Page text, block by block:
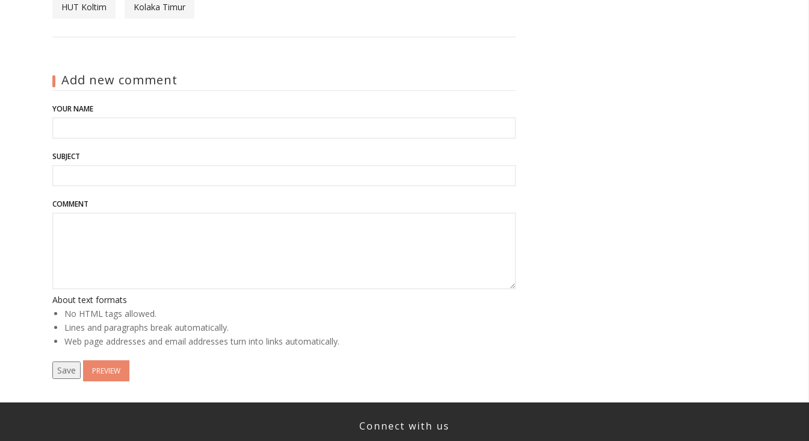
HUT Koltim Kolaka Timur
Add new comment
YOUR NAME
SUBJECT
COMMENT
About text formats
No HTML tags allowed.
Lines and paragraphs break automatically.
Web page addresses and email addresses turn into links automatically.
Connect with us